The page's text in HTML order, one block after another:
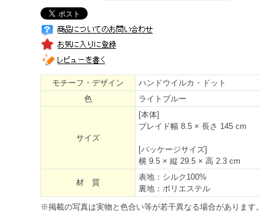
モチーフ・デザイン
ハンドウイルカ・ドット
色
ライトブルー
サイズ
[本体]
ブレイド幅 8.5 × 長さ 145 cm
[パッケージサイズ]
横 9.5 × 縦 29.5 × 高 2.3 cm
材 質
表地：シルク100%
裏地：ポリエステル
※掲載の写真は実物と色合い等が若干異なる場合があります。